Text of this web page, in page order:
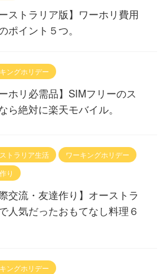
ーストラリア版】ワーホリ費用
ポイント５つ。
ングホリデー
ーホリ必需品】SIMフリーのス
ら絶対に楽天モバイル。
トラリア生活
ワーキングホリデー
り
際交流・友達作り】オーストラ
人気だったおもてなし料理６
ングホリデー